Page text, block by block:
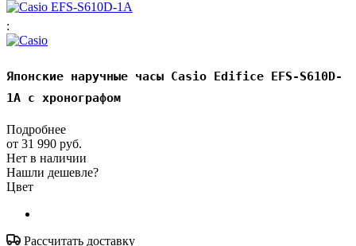
:
Японские наручные часы Casio Edifice EFS-S610D-
1A с хронографом
Подробнее
от 31 990 руб.
Нет в наличии
Нашли дешевле?
Цвет
Рассчитать доставку